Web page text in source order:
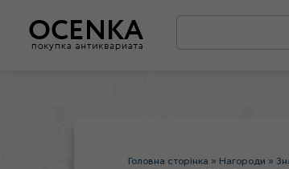
Головна сторінка » Нагороди »